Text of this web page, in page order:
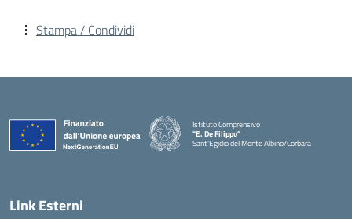
Stampa / Condividi
Istituto Comprensivo
"E. De Filippo"
Sant'Egidio del Monte Albino/Corbara
Link Esterni